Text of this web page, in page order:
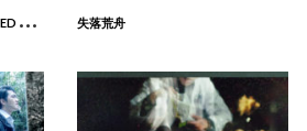
未
觀察的未來 THE UNOBSERVED FUTURE 失落荒舟